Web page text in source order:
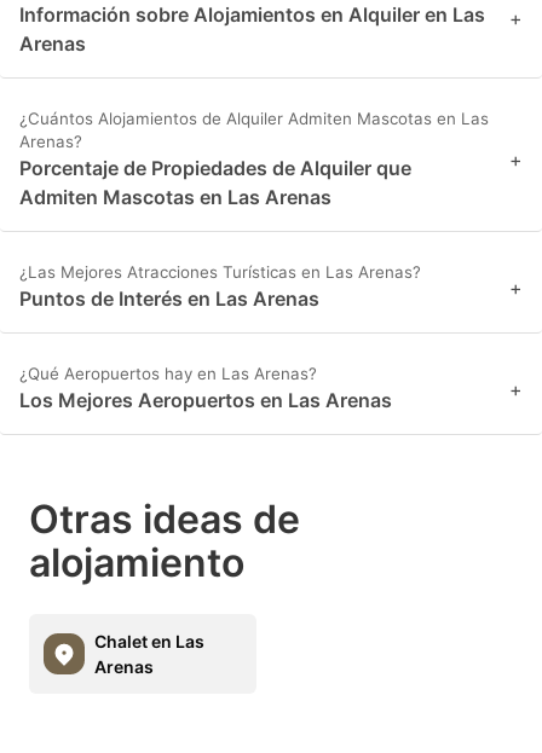
Información sobre Alojamientos en Alquiler en Las
Arenas
+
¿Cuántos Alojamientos de Alquiler Admiten Mascotas en Las
Arenas?
Porcentaje de Propiedades de Alquiler que
Admiten Mascotas en Las Arenas
+
¿Las Mejores Atracciones Turísticas en Las Arenas?
Puntos de Interés en Las Arenas +
¿Qué Aeropuertos hay en Las Arenas?
Los Mejores Aeropuertos en Las Arenas +
Otras ideas de
alojamiento
Chalet en Las
Arenas